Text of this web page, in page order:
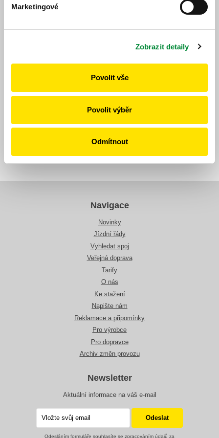
Marketingové
Zobrazit detaily
Povolit vše
Povolit výběr
Odmítnout
change=8405&line=572
Publikováno dne: 12. 7. 2025
Navigace
Novinky
Jízdní řády
Vyhledat spoj
Veřejná doprava
Tarify
O nás
Ke stažení
Napište nám
Reklamace a připomínky
Pro výrobce
Pro dopravce
Archiv změn provozu
Newsletter
Aktuální informace na váš e-mail
Odesláním formuláře souhlasíte se zpracováním údajů za